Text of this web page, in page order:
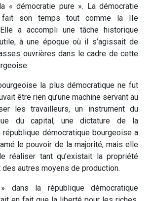
« démocratie pure ». La démocratie
fait son temps tout comme la IIe
Elle a accompli une tâche historique
à une époque où il s’agissait de
ouvrières dans le cadre de cette
la plus démocratique ne fut
être rien qu’une machine servant au
les travailleurs, un instrument du
du capital, une dictature de la
république démocratique bourgeoise a
le pouvoir de la majorité, mais elle
réaliser tant qu’existait la propriété
autres moyens de production.
dans la république démocratique